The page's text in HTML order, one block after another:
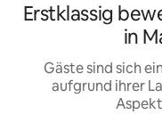
Erstklassig
in
Gäste sind sich
aufgrund ihrer